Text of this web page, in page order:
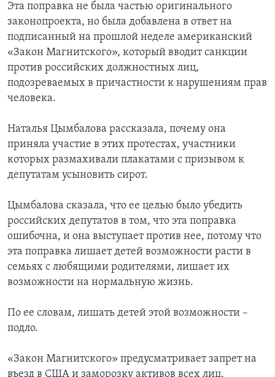
Эта поправка не была частью оригинального
законопроекта, но была добавлена в ответ на
подписанный на прошлой неделе американский
«Закон Магнитского», который вводит санкции
против российских должностных лиц,
подозреваемых в причастности к нарушениям прав
человека.
Наталья Цымбалова рассказала, почему она
приняла участие в этих протестах, участники
которых размахивали плакатами с призывом к
депутатам усыновить сирот.
Цымбалова сказала, что ее целью было убедить
российских депутатов в том, что эта поправка
ошибочна, и она выступает против нее, потому что
эта поправка лишает детей возможности расти в
семьях с любящими родителями, лишает их
возможности на нормальную жизнь.
По ее словам, лишать детей этой возможности –
подло.
«Закон Магнитского» предусматривает запрет на
въезд в США и заморозку активов всех лиц,